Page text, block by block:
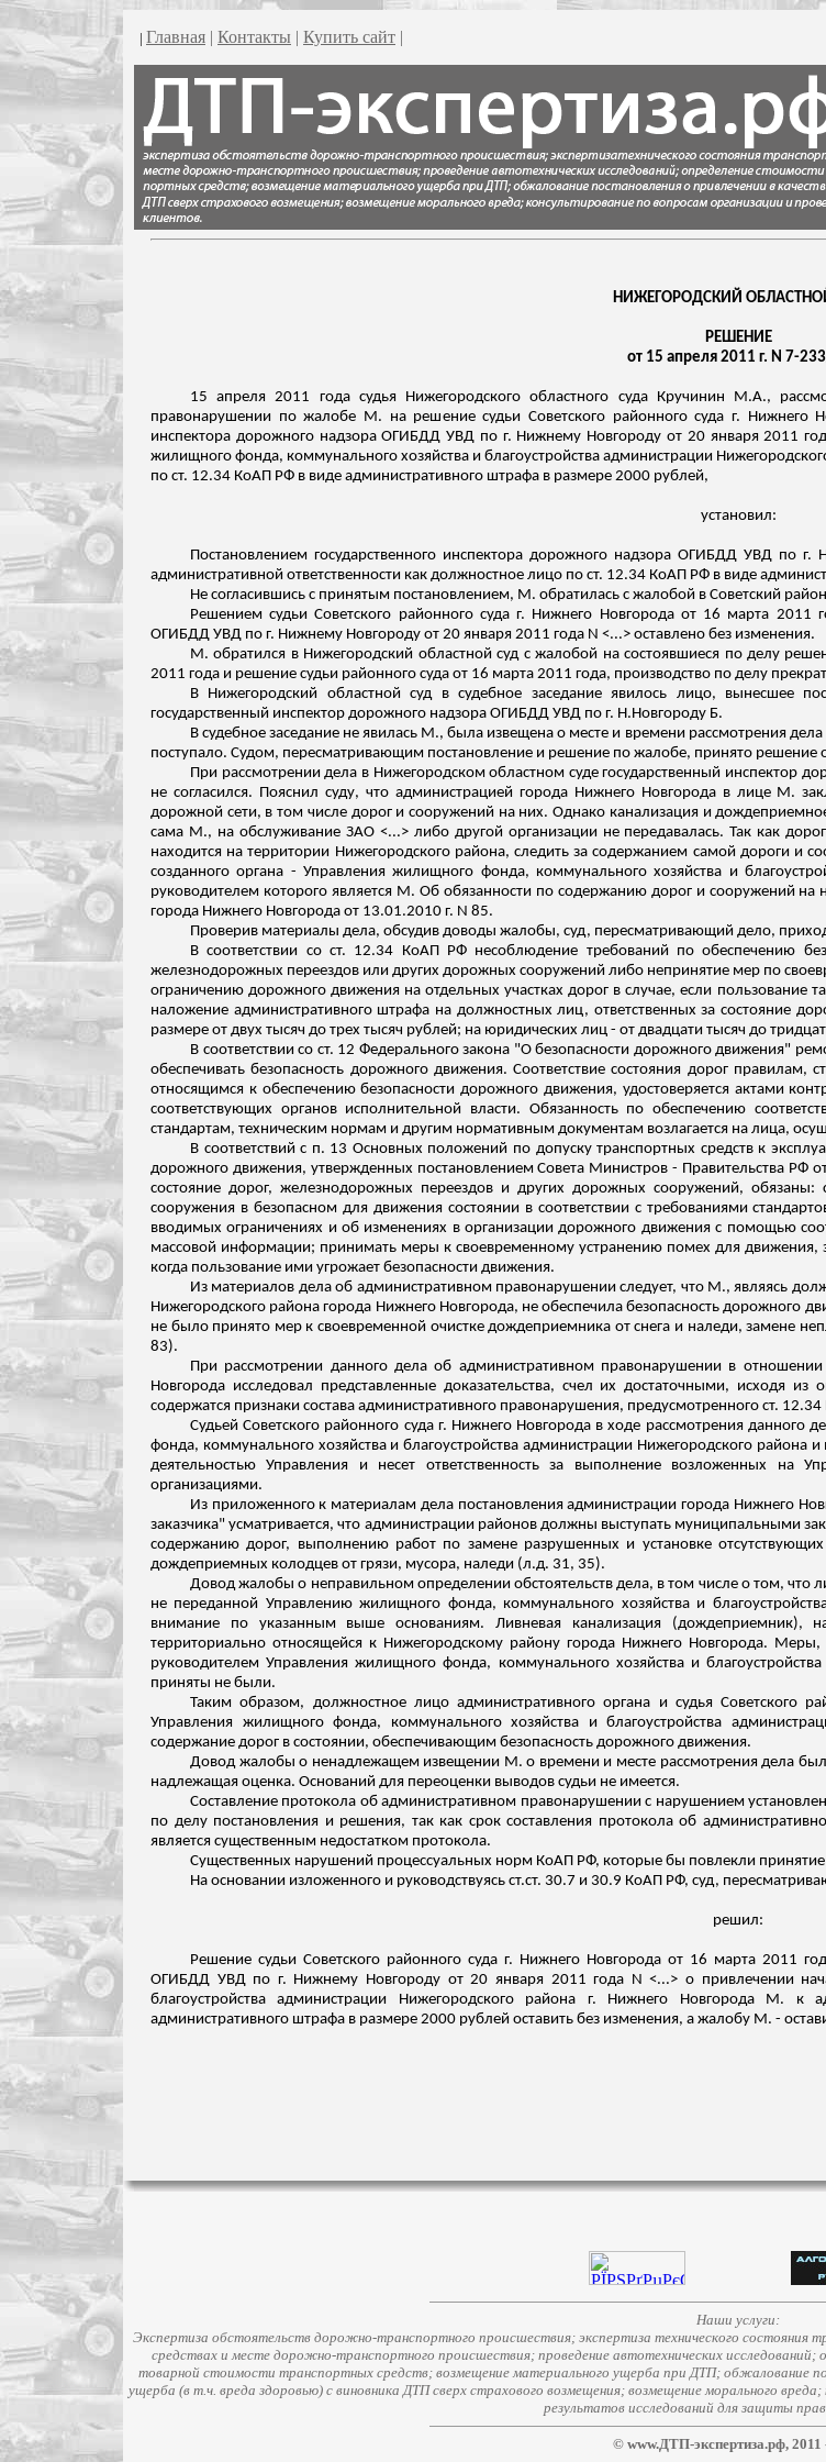
| Главная | Контакты | Купить сайт |
НИЖЕГОРОДСКИЙ
РЕШЕНИЕ
от 15 апреля 2011 г. N 7-
15 апреля 2011 года судья Нижегородского областного суда Кручинин М.А.,
правонарушении по жалобе М. на решение судьи Советского районного суда г. Нижнего
инспектора дорожного надзора ОГИБДД УВД по г. Нижнему Новгороду от 20 января 2011
жилищного фонда, коммунального хозяйства и благоустройства администрации
по ст. 12.34 КоАП РФ в виде административного штрафа в размере 2000 рублей,
установил:
Постановлением государственного инспектора дорожного надзора ОГИБДД УВД по
административной ответственности как должностное лицо по ст. 12.34 КоАП РФ в виде
Не согласившись с принятым постановлением, М. обратилась с жалобой в Советский
Решением судьи Советского районного суда г. Нижнего Новгорода от 16 марта 2011
ОГИБДД УВД по г. Нижнему Новгороду от 20 января 2011 года N <...> оставлено без изменения.
М. обратился в Нижегородский областной суд с жалобой на состоявшиеся по делу
2011 года и решение судьи районного суда от 16 марта 2011 года, производство по делу
В Нижегородский областной суд в судебное заседание явилось лицо, вынесшее
государственный инспектор дорожного надзора ОГИБДД УВД по г. Н.Новгороду Б.
В судебное заседание не явилась М., была извещена о месте и времени рассмотрения
поступало. Судом, пересматривающим постановление и решение по жалобе, принято решение
При рассмотрении дела в Нижегородском областном суде государственный инспектор
не согласился. Пояснил суду, что администрацией города Нижнего Новгорода в лице М.
дорожной сети, в том числе дорог и сооружений на них. Однако канализация и
сама М., на обслуживание ЗАО <...> либо другой организации не передавалась.Так как
находится на территории Нижегородского района, следить за содержанием самой дороги и
созданного органа - Управления жилищного фонда, коммунального хозяйства и
руководителем которого является М. Об обязанности по содержанию дорог и сооружений на
города Нижнего Новгорода от 13.01.2010 г. N 85.
Проверив материалы дела, обсудив доводы жалобы, суд, пересматривающий дело,
В соответствии со ст. 12.34 КоАП РФ несоблюдение требований по обеспечению
железнодорожных переездов или других дорожных сооружений либо непринятие мер по
ограничению дорожного движения на отдельных участках дорог в случае, если пользование
наложение административного штрафа на должностных лиц, ответственных за состояние
размере от двух тысяч до трех тысяч рублей; на юридических лиц - от двадцати тысяч до
В соответствии со ст. 12 Федерального закона "О безопасности дорожного движения"
обеспечивать безопасность дорожного движения. Соответствие состояния дорог
относящимся к обеспечению безопасности дорожного движения, удостоверяется актами
соответствующих органов исполнительной власти. Обязанность по обеспечению
стандартам, техническим нормам и другим нормативным документам возлагается на лица,
В соответствий с п. 13 Основных положений по допуску транспортных средств к
дорожного движения, утвержденных постановлением Совета Министров - Правительства РФ
состояние дорог, железнодорожных переездов и других дорожных сооружений,
сооружения в безопасном для движения состоянии в соответствии с требованиями
вводимых ограничениях и об изменениях в организации дорожного движения с помощью
массовой информации; принимать меры к своевременному устранению помех для движения,
когда пользование ими угрожает безопасности движения.
Из материалов дела об административном правонарушении следует, что М., являясь
Нижегородского района города Нижнего Новгорода, не обеспечила безопасность дорожного
не было принято мер к своевременной очистке дождеприемника от снега и наледи, замене
83).
При рассмотрении данного дела об административном правонарушении в
Новгорода исследовал представленные доказательства, счел их достаточными, исходя из
содержатся признаки состава административного правонарушения, предусмотренного ст.
Судьей Советского районного суда г. Нижнего Новгорода в ходе рассмотрения
фонда, коммунального хозяйства и благоустройства администрации Нижегородского района
деятельностью Управления и несет ответственность за выполнение возложенных на
организациями.
Из приложенного к материалам дела постановления администрации города Нижнего
заказчика" усматривается, что администрации районов должны выступать муниципальными
содержанию дорог, выполнению работ по замене разрушенных и установке
дождеприемных колодцев от грязи, мусора, наледи (л.д. 31, 35).
Довод жалобы о неправильном определении обстоятельств дела, в том числе о том, что
не переданной Управлению жилищного фонда, коммунального хозяйства и
внимание по указанным выше основаниям. Ливневая канализация (дождеприемник),
территориально относящейся к Нижегородскому району города Нижнего Новгорода.
руководителем Управления жилищного фонда, коммунального хозяйства и
приняты не были.
Таким образом, должностное лицо административного органа и судья Советского
Управления жилищного фонда, коммунального хозяйства и благоустройства
содержание дорог в состоянии, обеспечивающим безопасность дорожного движения.
Довод жалобы о ненадлежащем извещении М. о времени и месте рассмотрения дела
надлежащая оценка. Оснований для переоценки выводов судьи не имеется.
Составление протокола об административном правонарушении с нарушением
по делу постановления и решения, так как срок составления протокола об
является существенным недостатком протокола.
Существенных нарушений процессуальных норм КоАП РФ, которые бы повлекли
На основании изложенного и руководствуясь ст.ст. 30.7 и 30.9 КоАП РФ, суд,
решил:
Решение судьи Советского районного суда г. Нижнего Новгорода от 16 марта 2011
ОГИБДД УВД по г. Нижнему Новгороду от 20 января 2011 года N <...> о привлечении
благоустройства администрации Нижегородского района г. Нижнего Новгорода М.
административного штрафа в размере 2000 рублей оставить без изменения, а жалобу М. -
Наши услуги:
Экспертиза обстоятельств дорожно-транспортного происшествия; экспертиза технического состояния
средствах и месте дорожно-транспортного происшествия; проведение автотехнических
товарной стоимости транспортных средств; возмещение материального ущерба при ДТП; обжалование
ущерба (в т.ч. вреда здоровью) с виновника ДТП сверх страхового возмещения; возмещение морального
результатов исследований для защиты
© www.ДТП-экспертиза.рф, 2011